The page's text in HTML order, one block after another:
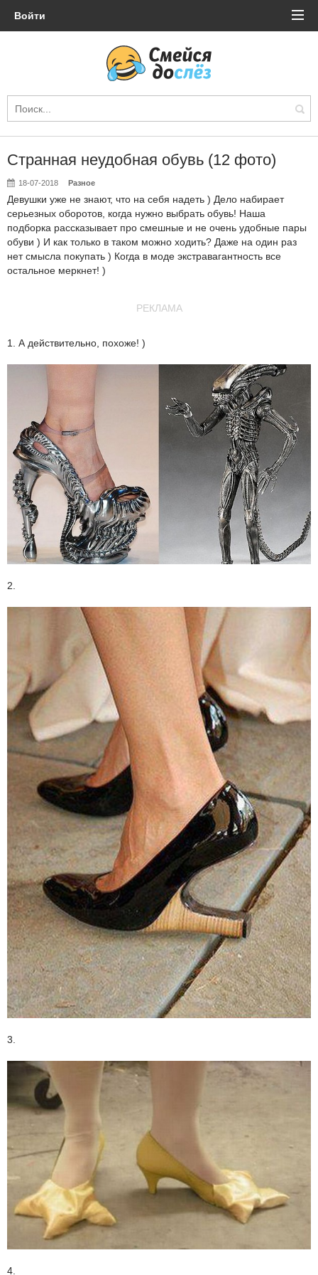
Войти
Странная неудобная обувь (12 фото)
18-07-2018 Разное
Девушки уже не знают, что на себя надеть ) Дело набирает
серьезных оборотов, когда нужно выбрать обувь! Наша
подборка рассказывает про смешные и не очень удобные пары
обуви ) И как только в таком можно ходить? Даже на один раз
нет смысла покупать ) Когда в моде экстравагантность все
остальное меркнет! )
РЕКЛАМА
1. А действительно, похоже! )
2.
3.
4.